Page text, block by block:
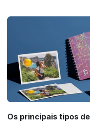
Os principais tipos